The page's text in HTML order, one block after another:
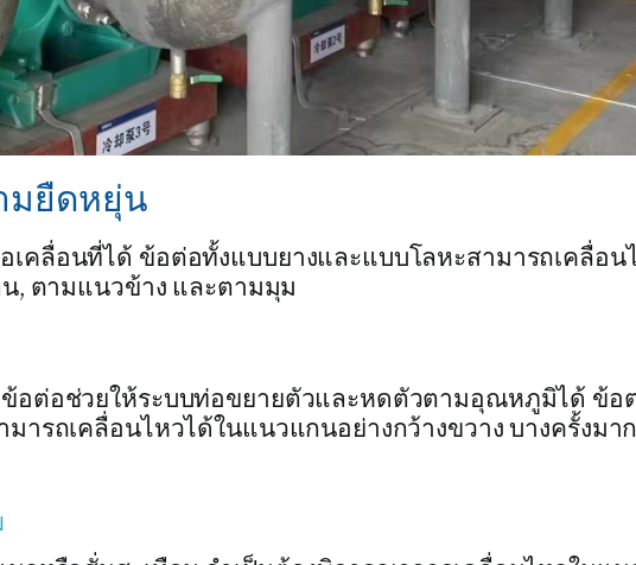
มยืดหยุ่น
คลื่อนที่ได้ ข้อต่อทั้งแบบยางและแบบโลหะสามารถเคลื่อน
, ตามแนวข้าง และตามมุม
อต่อช่วยให้ระบบท่อขยายตัวและหดตัวตามอุณหภูมิได้ ข้อ
ารถเคลื่อนไหวได้ในแนวแกนอย่างกว้างขวาง บางครั้งมา